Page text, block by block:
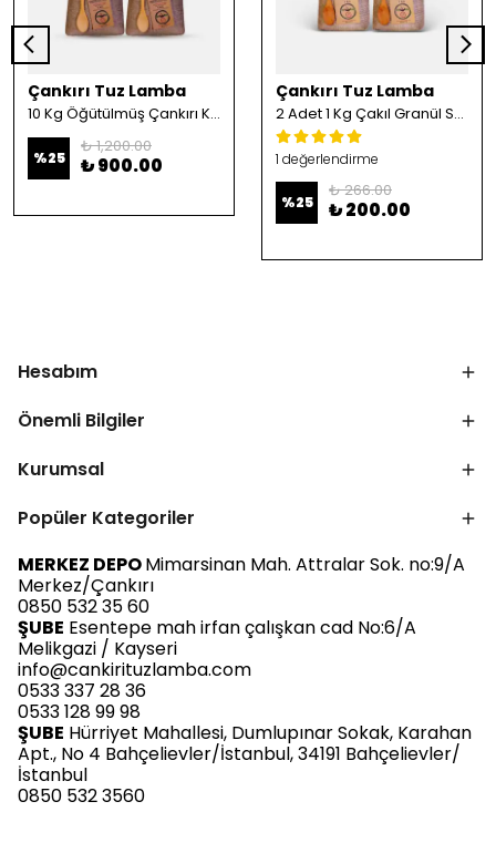
Çankırı Tuz Lamba
10 Kg Öğütülmüş Çankırı Kristal Kaya Tuzu
%25
₺ 1,200.00
₺ 900.00
Çankırı Tuz Lamba
2 Adet 1 Kg Çakıl Granül Sofrada Öğütme Tuzu
1 değerlendirme
%25
₺ 266.00
₺ 200.00
Hesabım
Önemli Bilgiler
Kurumsal
Popüler Kategoriler
MERKEZ DEPOMimarsinan Mah. Attralar Sok. no:9/A
Merkez/Çankırı
0850 532 35 60
ŞUBE Esentepe mah irfan çalışkan cad No:6/A
Melikgazi / Kayseri
info@cankirituzlamba.com
0533 337 28 36
0533 128 99 98
ŞUBE Hürriyet Mahallesi, Dumlupınar Sokak, Karahan
Apt., No 4 Bahçelievler/İstanbul, 34191 Bahçelievler/
İstanbul
0850 532 3560